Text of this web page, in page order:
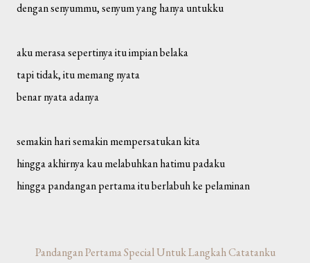
dengan senyummu, senyum yang hanya untukku
aku merasa sepertinya itu impian belaka
tapi tidak, itu memang nyata
benar nyata adanya
semakin hari semakin mempersatukan kita
hingga akhirnya kau melabuhkan hatimu padaku
hingga pandangan pertama itu berlabuh ke pelaminan
Pandangan Pertama Special Untuk Langkah Catatanku